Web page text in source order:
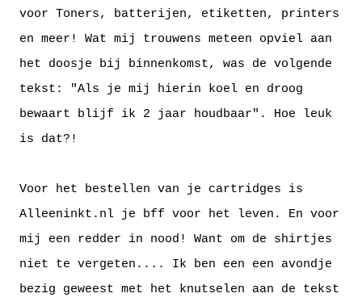
voor Toners, batterijen, etiketten, printers
en meer! Wat mij trouwens meteen opviel aan
het doosje bij binnenkomst, was de volgende
tekst: "Als je mij hierin koel en droog
bewaart blijf ik 2 jaar houdbaar". Hoe leuk
is dat?!
Voor het bestellen van je cartridges is
Alleeninkt.nl je bff voor het leven. En voor
mij een redder in nood! Want om de shirtjes
niet te vergeten.... Ik ben een een avondje
bezig geweest met het knutselen aan de tekst